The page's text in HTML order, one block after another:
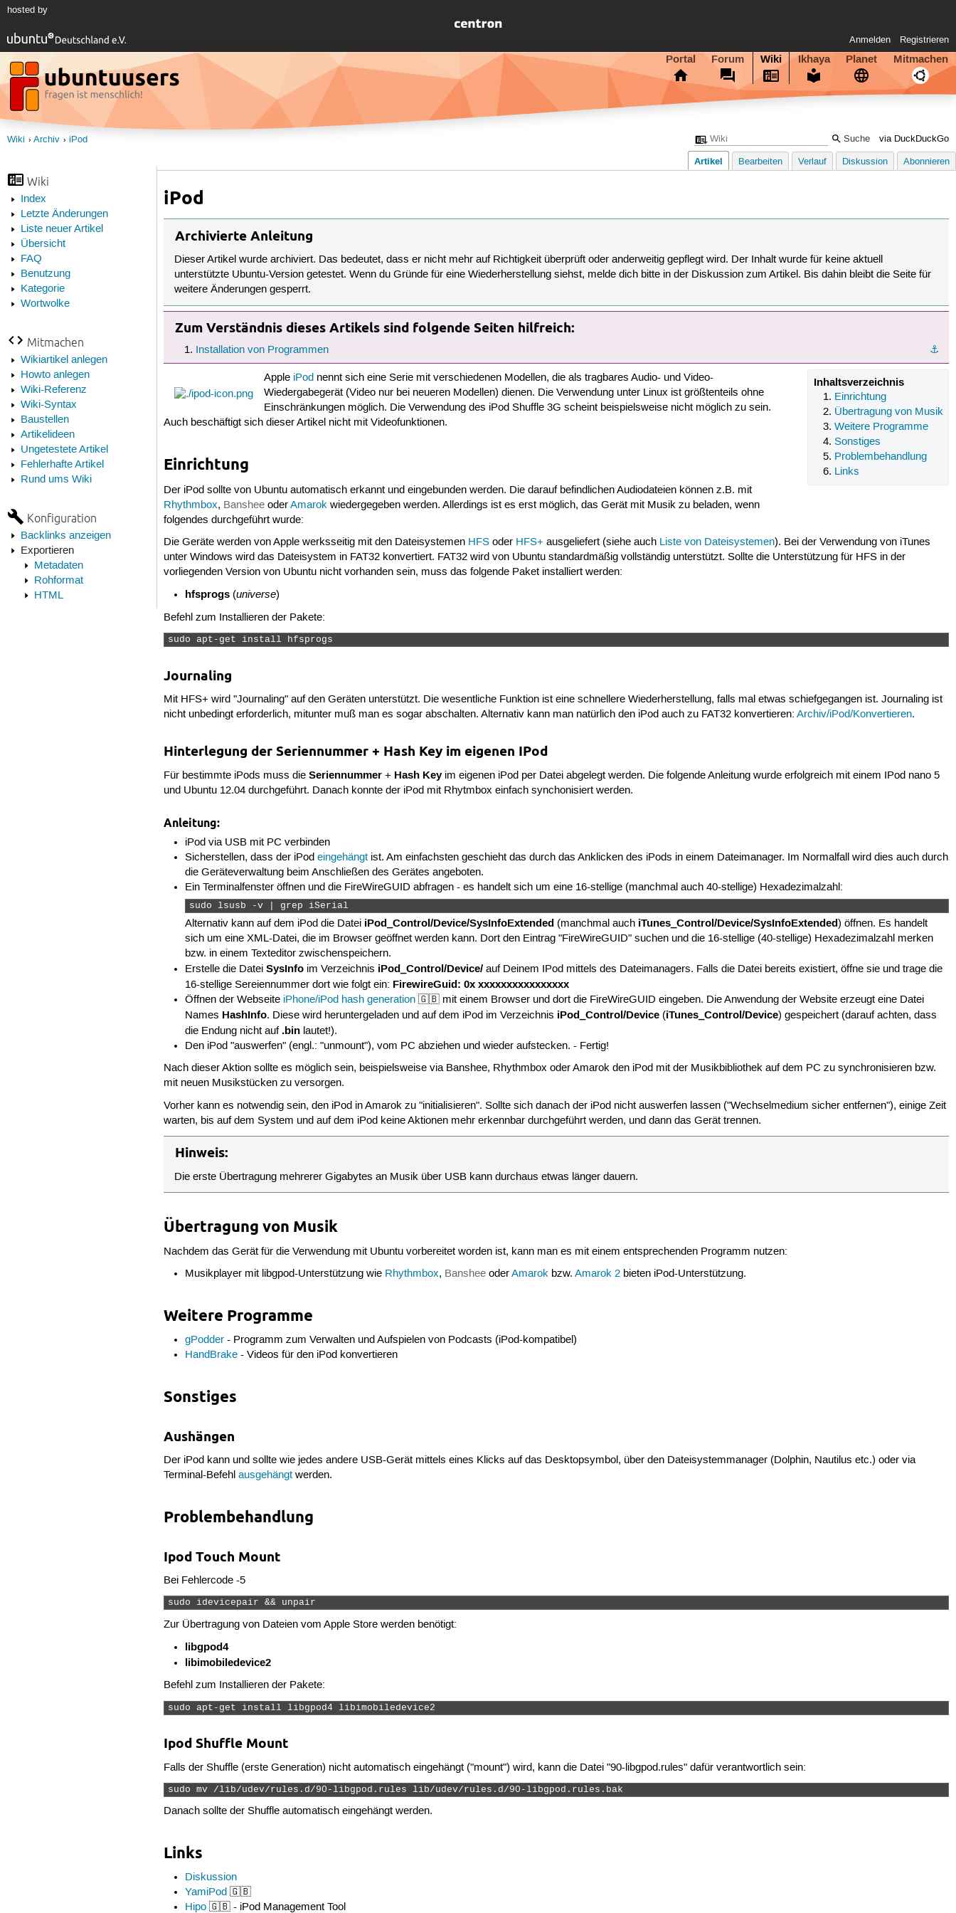
hosted by
Anmelden Registrieren
Portal Forum Wiki Ikhaya Planet Mitmachen
via DuckDuckGo
Wiki Archiv iPod
Wiki
Index
Letzte Änderungen
Liste neuer Artikel
Übersicht
FAQ
Benutzung
Kategorie
Wortwolke
Mitmachen
Wikiartikel anlegen
Howto anlegen
Wiki-Referenz
Wiki-Syntax
Baustellen
Artikelideen
Ungetestete Artikel
Fehlerhafte Artikel
Rund ums Wiki
Konfiguration
Backlinks anzeigen
Exportieren
Metadaten
Rohformat
HTML
Artikel Bearbeiten Verlauf Diskussion Abonnieren
iPod
Archivierte Anleitung
Dieser Artikel wurde archiviert. Das bedeutet, dass er nicht mehr auf Richtigkeit überprüft oder anderweitig gepflegt wird. Der Inhalt wurde für keine aktuell
unterstützte Ubuntu-Version getestet. Wenn du Gründe für eine Wiederherstellung siehst, melde dich bitte in der Diskussion zum Artikel. Bis dahin bleibt die Seite für
weitere Änderungen gesperrt.
Zum Verständnis dieses Artikels sind folgende Seiten hilfreich:
⚓︎
Installation von Programmen
Inhaltsverzeichnis
Einrichtung
Übertragung von Musik
Weitere Programme
Sonstiges
Problembehandlung
Links
Apple iPodnennt sich eine Serie mit verschiedenen Modellen, die als tragbares Audio- und Video-
Wiedergabegerät (Video nur bei neueren Modellen) dienen. Die Verwendung unter Linux ist größtenteils ohne
Einschränkungen möglich. Die Verwendung des iPod Shuffle 3G scheint beispielsweise nicht möglich zu sein.
Auch beschäftigt sich dieser Artikel nicht mit Videofunktionen.
Einrichtung
Der iPod sollte von Ubuntu automatisch erkannt und eingebunden werden. Die darauf befindlichen Audiodateien können z.B. mit
Rhythmbox, Banshee oderAmarok wiedergegeben werden. Allerdings ist es erst möglich, das Gerät mit Musik zu beladen, wenn
folgendes durchgeführt wurde:
Die Geräte werden von Apple werksseitig mit den Dateisystemen HFS oder HFS+ ausgeliefert (siehe auch Liste von Dateisystemen). Bei der Verwendung von iTunes
unter Windows wird das Dateisystem in FAT32 konvertiert. FAT32 wird von Ubuntu standardmäßig vollständig unterstützt. Sollte die Unterstützung für HFS in der
vorliegenden Version von Ubuntu nicht vorhanden sein, muss das folgende Paket installiert werden:
hfsprogs(universe)
Befehl zum Installieren der Pakete:
sudo apt-get install hfsprogs
Journaling
Mit HFS+ wird "Journaling" auf den Geräten unterstützt. Die wesentliche Funktion ist eine schnellere Wiederherstellung, falls mal etwas schiefgegangen ist. Journaling ist
nicht unbedingt erforderlich, mitunter muß man es sogar abschalten. Alternativ kann man natürlich den iPod auch zu FAT32 konvertieren:Archiv/iPod/Konvertieren.
Hinterlegung der Seriennummer + Hash Key im eigenen IPod
Für bestimmte iPods muss dieSeriennummer+ Hash Key im eigenen iPod per Datei abgelegt werden. Die folgende Anleitung wurde erfolgreich mit einem IPod nano 5
und Ubuntu 12.04 durchgeführt. Danach konnte der iPod mit Rhytmbox einfach synchonisiert werden.
Anleitung:
iPod via USB mit PC verbinden
Sicherstellen, dass der iPod eingehängtist. Am einfachsten geschieht das durch das Anklicken des iPods in einem Dateimanager. Im Normalfall wird dies auch durch
die Geräteverwaltung beim Anschließen des Gerätes angeboten.
Ein Terminalfenster öffnen und die FireWireGUID abfragen - es handelt sich um eine 16-stellige (manchmal auch 40-stellige) Hexadezimalzahl:
sudo lsusb -v | grep iSerial
Alternativ kann auf dem iPod die Datei iPod_Control/Device/SysInfoExtended(manchmal auch iTunes_Control/Device/SysInfoExtended) öffnen. Es handelt
sich um eine XML-Datei, die im Browser geöffnet werden kann. Dort den Eintrag "FireWireGUID" suchen und die 16-stellige (40-stellige) Hexadezimalzahl merken
bzw. in einem Texteditor zwischenspeichern.
Erstelle die Datei SysInfo im Verzeichnis iPod_Control/Device/auf Deinem IPod mittels des Dateimanagers. Falls die Datei bereits existiert, öffne sie und trage die
16-stellige Sereiennummer dort wie folgt ein: FirewireGuid: 0x xxxxxxxxxxxxxxxx
Öffnen der Webseite iPhone/iPod hash generation🇬🇧 mit einem Browser und dort die FireWireGUID eingeben. Die Anwendung der Website erzeugt eine Datei
Names HashInfo. Diese wird heruntergeladen und auf dem iPod im Verzeichnis iPod_Control/Device(iTunes_Control/Device) gespeichert (darauf achten, dass
die Endung nicht auf .binlautet!).
Den iPod "auswerfen" (engl.: "unmount"), vom PC abziehen und wieder aufstecken. - Fertig!
Nach dieser Aktion sollte es möglich sein, beispielsweise via Banshee, Rhythmbox oder Amarok den iPod mit der Musikbibliothek auf dem PC zu synchronisieren bzw.
mit neuen Musikstücken zu versorgen.
Vorher kann es notwendig sein, den iPod in Amarok zu "initialisieren". Sollte sich danach der iPod nicht auswerfen lassen ("Wechselmedium sicher entfernen"), einige Zeit
warten, bis auf dem System und auf dem iPod keine Aktionen mehr erkennbar durchgeführt werden, und dann das Gerät trennen.
Hinweis:
Die erste Übertragung mehrerer Gigabytes an Musik über USB kann durchaus etwas länger dauern.
Übertragung von Musik
Nachdem das Gerät für die Verwendung mit Ubuntu vorbereitet worden ist, kann man es mit einem entsprechenden Programm nutzen:
Musikplayer mit libgpod-Unterstützung wie Rhythmbox, BansheeoderAmarokbzw. Amarok 2bieten iPod-Unterstützung.
Weitere Programme
gPodder- Programm zum Verwalten und Aufspielen von Podcasts (iPod-kompatibel)
HandBrake- Videos für den iPod konvertieren
Sonstiges
Aushängen
Der iPod kann und sollte wie jedes andere USB-Gerät mittels eines Klicks auf das Desktopsymbol, über den Dateisystemmanager (Dolphin, Nautilus etc.) oder via
Terminal-Befehlausgehängt werden.
Problembehandlung
Ipod Touch Mount
Bei Fehlercode -5
sudo idevicepair && unpair
Zur Übertragung von Dateien vom Apple Store werden benötigt:
libgpod4
libimobiledevice2
Befehl zum Installieren der Pakete:
sudo apt-get install libgpod4 libimobiledevice2
Ipod Shuffle Mount
Falls der Shuffle (erste Generation) nicht automatisch eingehängt ("mount") wird, kann die Datei "90-libgpod.rules" dafür verantwortlich sein:
sudo mv /lib/udev/rules.d/90-libgpod.rules lib/udev/rules.d/90-libgpod.rules.bak
Danach sollte der Shuffle automatisch eingehängt werden.
Links
Diskussion
YamiPod🇬🇧
Hipo🇬🇧 - iPod Management Tool